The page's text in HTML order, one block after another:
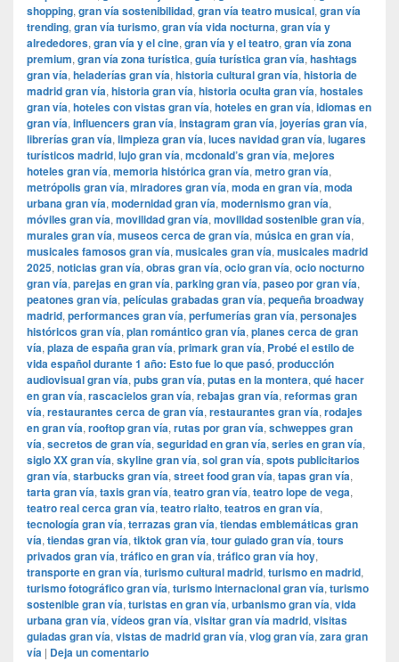
shopping, gran vía sostenibilidad, gran vía teatro musical, gran vía
trending, gran vía turismo, gran vía vida nocturna, gran vía y
alrededores, gran vía y el cine, gran vía y el teatro, gran vía zona
premium, gran vía zona turística, guía turística gran vía, hashtags
gran vía, heladerías gran vía, historia cultural gran vía, historia de
madrid gran vía, historia gran vía, historia oculta gran vía, hostales
gran vía, hoteles con vistas gran vía, hoteles en gran vía, idiomas en
gran vía, influencers gran vía, instagram gran vía, joyerías gran vía,
librerías gran vía, limpieza gran vía, luces navidad gran vía, lugares
turísticos madrid, lujo gran vía, mcdonald’s gran vía, mejores
hoteles gran vía, memoria histórica gran vía, metro gran vía,
metrópolis gran vía, miradores gran vía, moda en gran vía, moda
urbana gran vía, modernidad gran vía, modernismo gran vía,
móviles gran vía, movilidad gran vía, movilidad sostenible gran vía,
murales gran vía, museos cerca de gran vía, música en gran vía,
musicales famosos gran vía, musicales gran vía, musicales madrid
2025, noticias gran vía, obras gran vía, ocio gran vía, ocio nocturno
gran vía, parejas en gran vía, parking gran vía, paseo por gran vía,
peatones gran vía, películas grabadas gran vía, pequeña broadway
madrid, performances gran vía, perfumerías gran vía, personajes
históricos gran vía, plan romántico gran vía, planes cerca de gran
vía, plaza de españa gran vía, primark gran vía, Probé el estilo de
vida español durante 1 año: Esto fue lo que pasó, producción
audiovisual gran vía, pubs gran vía, putas en la montera, qué hacer
en gran vía, rascacielos gran vía, rebajas gran vía, reformas gran
vía, restaurantes cerca de gran vía, restaurantes gran vía, rodajes
en gran vía, rooftop gran vía, rutas por gran vía, schweppes gran
vía, secretos de gran vía, seguridad en gran vía, series en gran vía,
siglo XX gran vía, skyline gran vía, sol gran vía, spots publicitarios
gran vía, starbucks gran vía, street food gran vía, tapas gran vía,
tarta gran vía, taxis gran vía, teatro gran vía, teatro lope de vega,
teatro real cerca gran vía, teatro rialto, teatros en gran vía,
tecnología gran vía, terrazas gran vía, tiendas emblemáticas gran
vía, tiendas gran vía, tiktok gran vía, tour guiado gran vía, tours
privados gran vía, tráfico en gran vía, tráfico gran vía hoy,
transporte en gran vía, turismo cultural madrid, turismo en madrid,
turismo fotográfico gran vía, turismo internacional gran vía, turismo
sostenible gran vía, turistas en gran vía, urbanismo gran vía, vida
urbana gran vía, vídeos gran vía, visitar gran vía madrid, visitas
guiadas gran vía, vistas de madrid gran vía, vlog gran vía, zara gran
vía | Deja un comentario